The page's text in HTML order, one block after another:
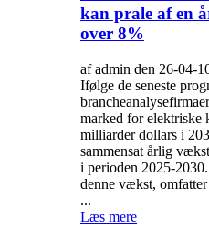
kan prale af en
over 8%
af admin den 26-04-
Ifølge de seneste
marked for elektriske
milliarder dollars i
sammensat årlig
i perioden 2025-
denne vækst,
...
Læs mere